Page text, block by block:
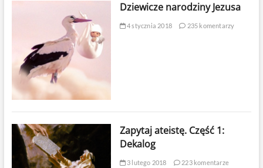
Dziewicze narodziny Jezusa
4 stycznia 2018 235 komentarzy
Zapytaj ateistę. Część 1:
Dekalog
3 lutego 2018 223 komentarze